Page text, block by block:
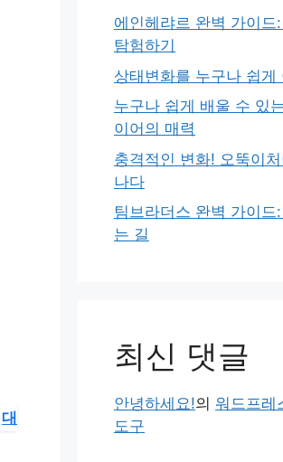
대
에인헤랴르 완벽 가이드
탐험하기
상태변화를 누구나 쉽게
누구나 쉽게 배울 수 있
이어의 매력
충격적인 변화! 오뚝이
나다
팀브라더스 완벽 가이드
는 길
최신 댓글
안녕하세요!의 워드프레
도구